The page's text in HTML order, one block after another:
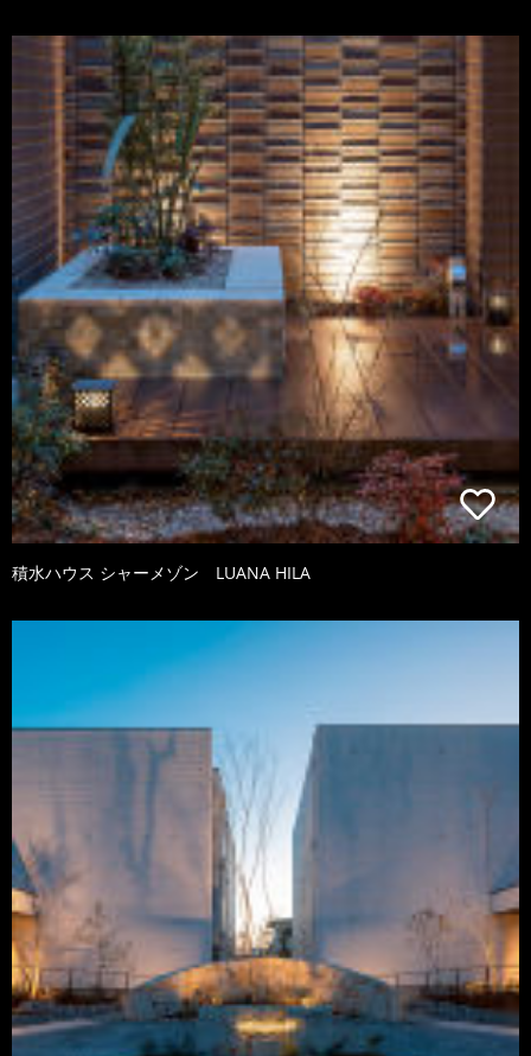
積水ハウス シャーメゾン LUANA HILA